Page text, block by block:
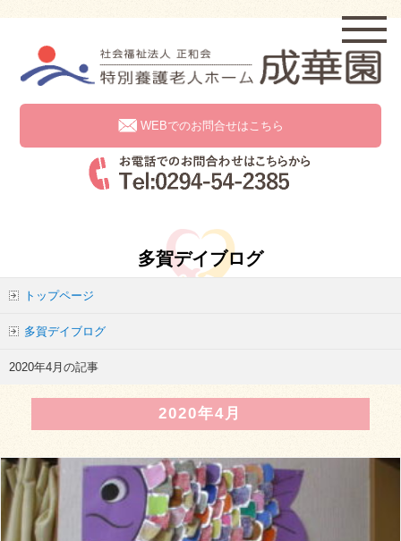
WEBでのお問合せはこちら
多賀デイブログ
トップページ
多賀デイブログ
2020年4月の記事
2020年4月